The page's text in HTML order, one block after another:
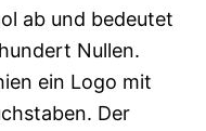
ab und bedeutet
Nullen.
ein Logo mit
Der